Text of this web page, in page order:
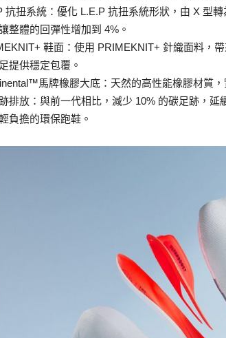
抗扭系統：優化 L.E.P 抗扭系統形狀，由 X 型
整體的回彈性增加到 4%。
鞋面：使用 PRIMEKNIT+ 針織面料，
提供穩定包覆。
馬牌橡膠大底：天然的高性能橡膠材質
排放：與前一代相比，減少 10% 的碳足跡，
負擔的環保跑鞋。